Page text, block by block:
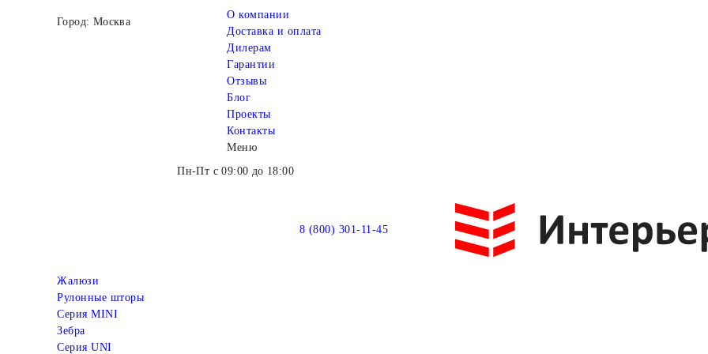
Город: Москва
О компании
Доставка и оплата
Дилерам
Гарантии
Отзывы
Блог
Проекты
Контакты
Меню
Пн-Пт с 09:00 до 18:00
8 (800) 301-11-45
Жалюзи
Рулонные шторы
Серия MINI
Зебра
Серия UNI